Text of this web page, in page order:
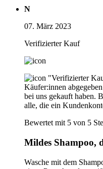
N
07. März 2023
Verifizierter Kauf
"Verifizierter
Käufer:innen
bei uns gekauft haben.
alle, die ein
Bewertet mit 5 von 5
Mildes Shampoo,
Wasche mit dem